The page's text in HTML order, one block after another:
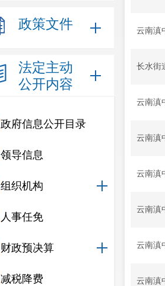
政策文件
法定主动
公开内容
政府信息公开目录
领导信息
组织机构
人事任免
财政预决算
减税降费
云南滇
长水街
云南滇
云南滇
云南滇
云南滇
云南滇
云南滇